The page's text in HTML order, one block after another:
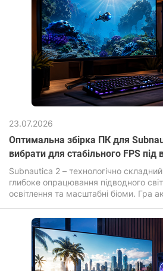
23.07.2026
Оптимальна збірка ПК для
вибрати для стабільного FPS під
Subnautica 2 – технологічно
глибоке опрацювання підводного
освітлення та масштабні біоми. Гра
води, дальнє промальовування та
об'єктів, що прямо впливає на